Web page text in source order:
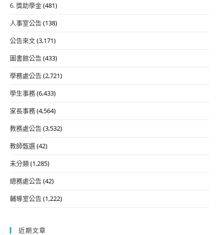
6. 獎助學金(481)
人事室公告(138)
公告來文(3,171)
圖書館公告(433)
學務處公告(2,721)
學生事務(6,433)
家長事務(4,564)
教務處公告(3,532)
教師甄選(42)
未分類(1,285)
總務處公告(42)
輔導室公告(1,222)
近期文章